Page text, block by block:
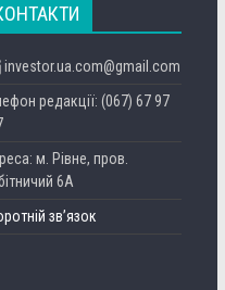
investor.ua.com@gmail.com
редакції: (067) 67 97
м. Рівне, пров.
6А
зв’язок